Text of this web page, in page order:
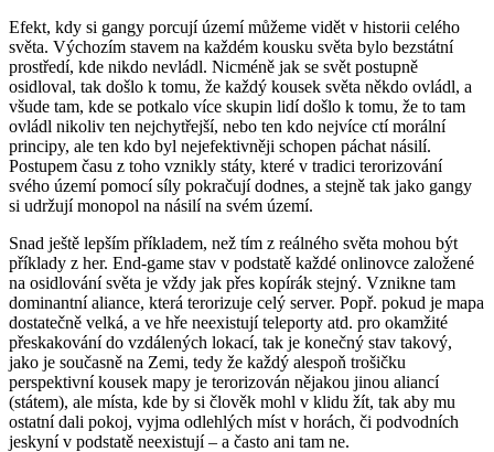
Efekt, kdy si gangy porcují území můžeme vidět v historii celého
světa. Výchozím stavem na každém kousku světa bylo bezstátní
prostředí, kde nikdo nevládl. Nicméně jak se svět postupně
osidloval, tak došlo k tomu, že každý kousek světa někdo ovládl, a
všude tam, kde se potkalo více skupin lidí došlo k tomu, že to tam
ovládl nikoliv ten nejchytřejší, nebo ten kdo nejvíce ctí morální
principy, ale ten kdo byl nejefektivněji schopen páchat násilí.
Postupem času z toho vznikly státy, které v tradici terorizování
svého území pomocí síly pokračují dodnes, a stejně tak jako gangy
si udržují monopol na násilí na svém území.
Snad ještě lepším příkladem, než tím z reálného světa mohou být
příklady z her. End-game stav v podstatě každé onlinovce založené
na osidlování světa je vždy jak přes kopírák stejný. Vznikne tam
dominantní aliance, která terorizuje celý server. Popř. pokud je mapa
dostatečně velká, a ve hře neexistují teleporty atd. pro okamžité
přeskakování do vzdálených lokací, tak je konečný stav takový,
jako je současně na Zemi, tedy že každý alespoň trošičku
perspektivní kousek mapy je terorizován nějakou jinou aliancí
(státem), ale místa, kde by si člověk mohl v klidu žít, tak aby mu
ostatní dali pokoj, vyjma odlehlých míst v horách, či podvodních
jeskyní v podstatě neexistují – a často ani tam ne.